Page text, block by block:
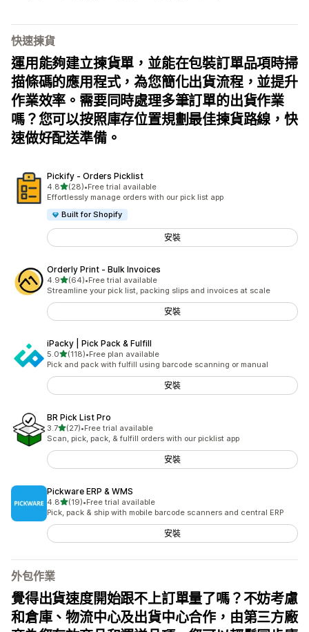
快速揀貨
運用能夠建立揀貨單，並能在包裝訂單品項時掃
描條碼的應用程式，為您簡化出貨流程，並提升
作業效率。需要同時處理多筆訂單的出貨作業
嗎？您可以按照庫存位置規劃最佳揀貨路線，快
速做好配送準備。
Pickify ‑ Orders Picklist
4.8滿分 5 顆星
(28)
共有 28 則評價
•Free trial available
Effortlessly manage orders with our pick list app
Built for Shopify
安裝
Orderly Print ‑ Bulk Invoices
4.9滿分 5 顆星
(64)
共有 64 則評價
•Free trial available
Streamline your pick list, packing slips and invoices at scale
安裝
iPacky | Pick Pack & Fulfill
5.0滿分 5 顆星
(118)
共有 118 則評價
•Free plan available
Pick and pack with fulfill using barcode scanning or manual
安裝
BR Pick List Pro
3.7滿分 5 顆星
(27)
共有 27 則評價
•Free trial available
Scan, pick, pack, & fulfill orders with our picklist app
安裝
Pickware ERP & WMS
4.8滿分 5 顆星
(19)
共有 19 則評價
•Free trial available
Pick, pack & ship with mobile barcode scanners and central ERP
安裝
外包作業
覺得出貨速度開始跟不上訂單量了嗎？不妨考慮
和倉庫、物流中心及出貨中心合作，由第三方廠